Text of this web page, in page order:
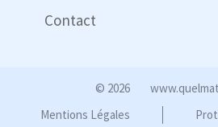
Contact
© 2026
Mentions Légales